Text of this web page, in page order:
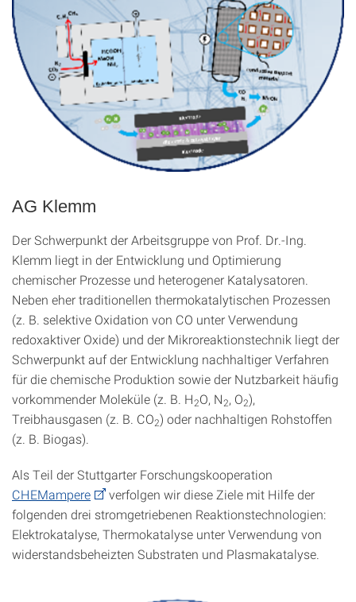
AG Klemm
Der Schwerpunkt der Arbeitsgruppe von Prof. Dr.-Ing.
Klemm liegt in der Entwicklung und Optimierung
chemischer Prozesse und heterogener Katalysatoren.
Neben eher traditionellen thermokatalytischen Prozessen
(z. B. selektive Oxidation von CO unter Verwendung
redoxaktiver Oxide) und der Mikroreaktionstechnik liegt der
Schwerpunkt auf der Entwicklung nachhaltiger Verfahren
für die chemische Produktion sowie der Nutzbarkeit häufig
vorkommender Moleküle (z. B. H2O, N2, O2),
Treibhausgasen (z. B. CO2) oder nachhaltigen Rohstoffen
(z. B. Biogas).
Als Teil der Stuttgarter Forschungskooperation
CHEMampere
verfolgen wir diese Ziele mit Hilfe der
folgenden drei stromgetriebenen Reaktionstechnologien:
Elektrokatalyse, Thermokatalyse unter Verwendung von
widerstandsbeheizten Substraten und Plasmakatalyse.